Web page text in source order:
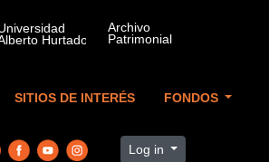
SITIOS DE INTERÉS FONDOS
Log in